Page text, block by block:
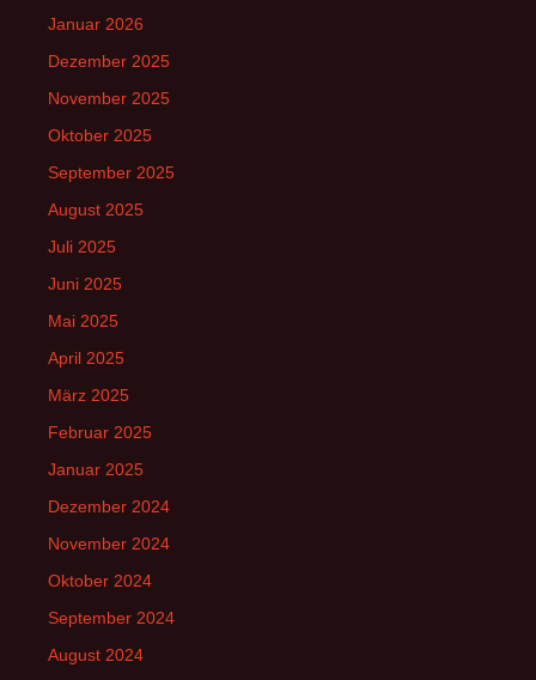
Januar 2026
Dezember 2025
November 2025
Oktober 2025
September 2025
August 2025
Juli 2025
Juni 2025
Mai 2025
April 2025
März 2025
Februar 2025
Januar 2025
Dezember 2024
November 2024
Oktober 2024
September 2024
August 2024